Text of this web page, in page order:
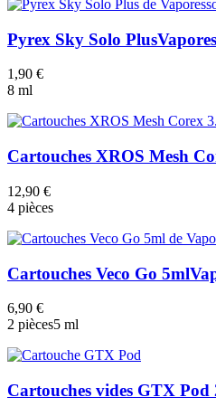
Pyrex Sky Solo Plus
1,90 €
8 ml
Cartouches XROS Mesh
12,90 €
4 pièces
Cartouches Veco Go 5ml
6,90 €
2 pièces5 ml
Cartouches vides GTX Pod